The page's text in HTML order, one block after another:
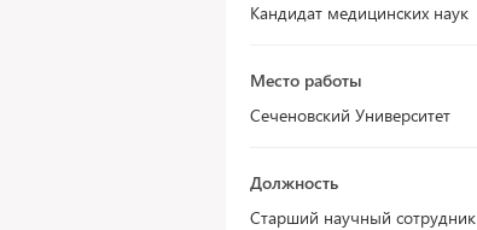
Кандидат медицинских наук
Место работы
Сеченовский Университет
Должность
Старший научный сотрудник